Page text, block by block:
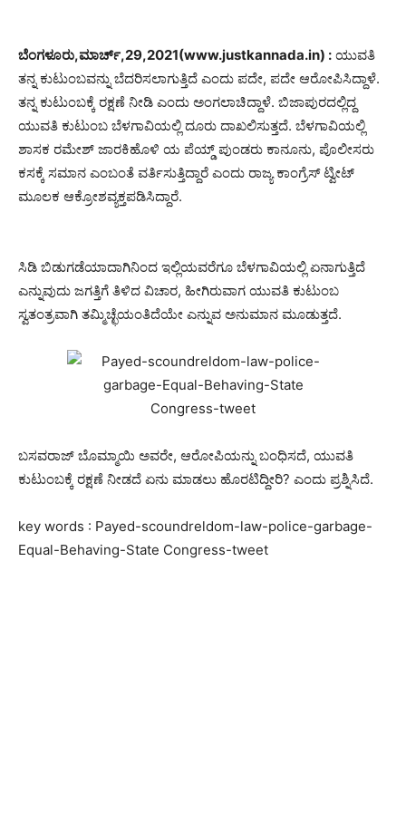
ಬೆಂಗಳೂರು,ಮಾರ್ಚ್,29,2021(www.justkannada.in) : ಯುವತಿ
ತನ್ನ ಕುಟುಂಬವನ್ನು ಬೆದರಿಸಲಾಗುತ್ತಿದೆ ಎಂದು ಪದೇ, ಪದೇ ಆರೋಪಿಸಿದ್ದಾಳೆ.
ತನ್ನ ಕುಟುಂಬಕ್ಕೆ ರಕ್ಷಣೆ ನೀಡಿ ಎಂದು ಅಂಗಲಾಚಿದ್ದಾಳೆ. ಬಿಜಾಪುರದಲ್ಲಿದ್ದ
ಯುವತಿ ಕುಟುಂಬ ಬೆಳಗಾವಿಯಲ್ಲಿ ದೂರು ದಾಖಲಿಸುತ್ತದೆ. ಬೆಳಗಾವಿಯಲ್ಲಿ
ಶಾಸಕ ರಮೇಶ್ ಜಾರಕಿಹೊಳಿ ಯ ಪೆಯ್ಡ್ ಪುಂಡರು ಕಾನೂನು, ಪೊಲೀಸರು
ಕಸಕ್ಕೆ ಸಮಾನ ಎಂಬಂತೆ ವರ್ತಿಸುತ್ತಿದ್ದಾರೆ ಎಂದು ರಾಜ್ಯ ಕಾಂಗ್ರೆಸ್ ಟ್ವೀಟ್
ಮೂಲಕ ಆಕ್ರೋಶವ್ಯಕ್ತಪಡಿಸಿದ್ದಾರೆ.
ಸಿಡಿ ಬಿಡುಗಡೆಯಾದಾಗಿನಿಂದ ಇಲ್ಲಿಯವರೆಗೂ ಬೆಳಗಾವಿಯಲ್ಲಿ ಏನಾಗುತ್ತಿದೆ
ಎನ್ನುವುದು ಜಗತ್ತಿಗೆ ತಿಳಿದ ವಿಚಾರ, ಹೀಗಿರುವಾಗ ಯುವತಿ ಕುಟುಂಬ
ಸ್ವತಂತ್ರವಾಗಿ ತಮ್ಮಿಚ್ಛೆಯಂತಿದೆಯೇ ಎನ್ನುವ ಅನುಮಾನ ಮೂಡುತ್ತದೆ.
ಬಸವರಾಜ್ ಬೊಮ್ಮಾಯಿ ಅವರೇ, ಆರೋಪಿಯನ್ನು ಬಂಧಿಸದೆ, ಯುವತಿ
ಕುಟುಂಬಕ್ಕೆ ರಕ್ಷಣೆ ನೀಡದೆ ಏನು ಮಾಡಲು ಹೊರಟಿದ್ದೀರಿ? ಎಂದು ಪ್ರಶ್ನಿಸಿದೆ.
key words : Payed-scoundreldom-law-police-garbage-
Equal-Behaving-State Congress-tweet